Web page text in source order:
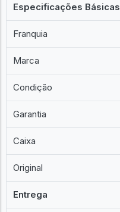
Especificações Básicas
Franquia
Marca
Condição
Garantia
Caixa
Original
Entrega